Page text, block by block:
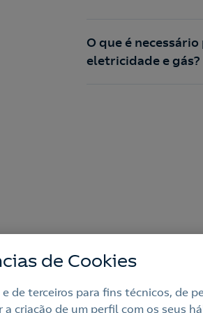
O que é
eletricidade e gás?
de Cookies
de terceiros para fins técnicos, de
criação de um perfil com os seus